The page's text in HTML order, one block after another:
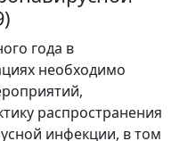
года в
необходимо
распространения
инфекции, в том